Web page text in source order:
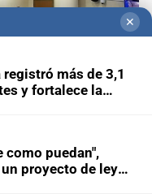
✕
más de 3,1
y fortalece la
como puedan",
proyecto de ley